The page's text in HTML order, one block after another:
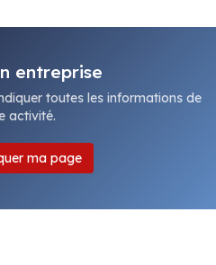
entreprise
toutes les informations de
activité.
ma page